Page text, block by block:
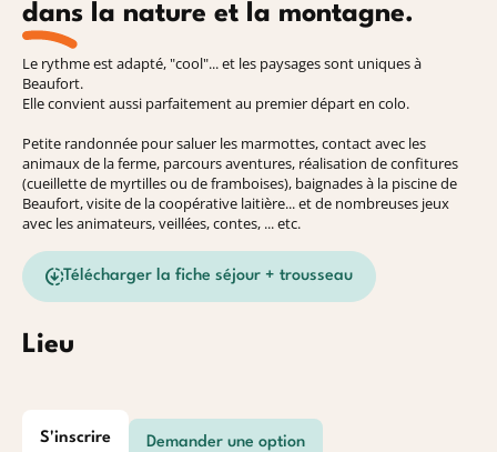
dans la nature et la montagne.
Le rythme est adapté, "cool"... et les paysages sont uniques à
Beaufort.
Elle convient aussi parfaitement au premier départ en colo.
Petite randonnée pour saluer les marmottes, contact avec les
animaux de la ferme, parcours aventures, réalisation de confitures
(cueillette de myrtilles ou de framboises), baignades à la piscine de
Beaufort, visite de la coopérative laitière... et de nombreuses jeux
avec les animateurs, veillées, contes, ... etc.
Télécharger la fiche séjour + trousseau
Lieu
S'inscrire Demander une option